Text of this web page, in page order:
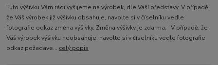
Tuto výšivku Vám rádi vyšijeme na výrobek, dle Vaší představy. V případě,
že Váš výrobek již výšivku obsahuje, navolte si v číselníku vedle
fotografie odkaz změna výšivky. Změna výšivky je zdarma. V případě, že
Váš výrobek výšivku neobsahuje, navolte si v číselníku vedle fotografie
odkaz požadave... celý popis